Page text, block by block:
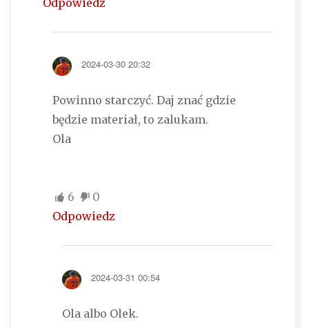
Odpowiedz
2024-03-30 20:32
Powinno starczyć. Daj znać gdzie
będzie materiał, to zalukam.
Ola
6
0
Odpowiedz
2024-03-31 00:54
Ola albo Olek.